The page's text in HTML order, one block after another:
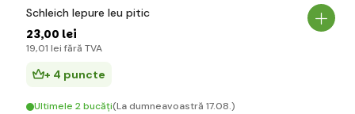
Schleich Iepure leu pitic
23,00 lei
19,01 lei fără TVA
+ 4 puncte
Ultimele 2 bucăți(La dumneavoastră 17.08.)